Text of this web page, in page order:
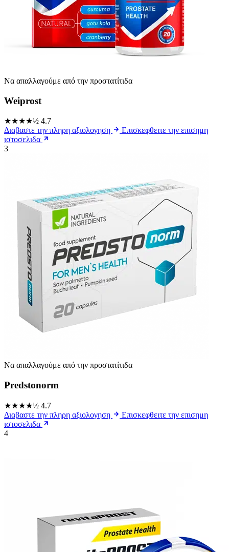
Να απαλλαγούμε από την προστατίτιδα
Weiprost
★★★★½ 4.7
Διαβαστε την πληρη αξιολογηση
Επισκεφθειτε την επισημη
ιστοσελιδα
3
Να απαλλαγούμε από την προστατίτιδα
Predstonorm
★★★★½ 4.7
Διαβαστε την πληρη αξιολογηση
Επισκεφθειτε την επισημη
ιστοσελιδα
4